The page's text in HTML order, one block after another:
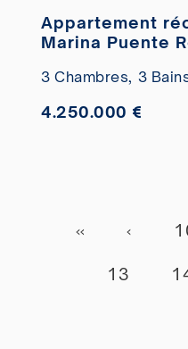
Appartement
Marina Puente
3 Chambres, 3
4.250.000 €
« ‹
13